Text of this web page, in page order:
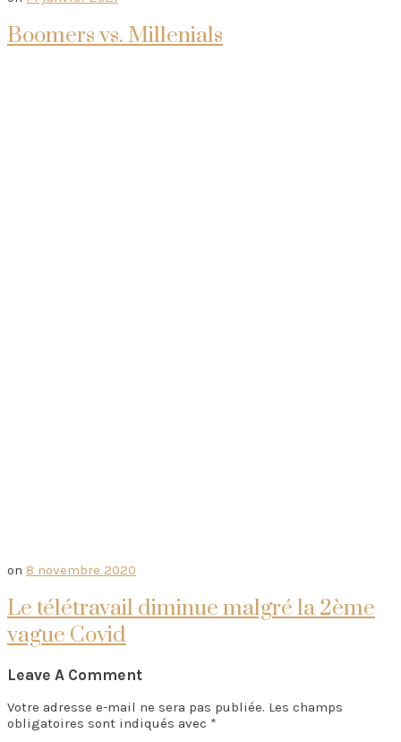
Boomers vs. Millenials
on 8 novembre 2020
Le télétravail diminue malgré la 2ème
vague Covid
Leave A Comment
Votre adresse e-mail ne sera pas publiée. Les champs
obligatoires sont indiqués avec *